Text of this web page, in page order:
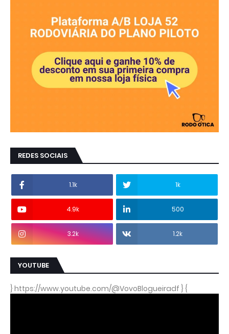
REDES SOCIAIS
1.1k 1k
4.9k 500
3.2k 1.2k
YOUTUBE
} https://www.youtube.com/@VovoBlogueiradf } {